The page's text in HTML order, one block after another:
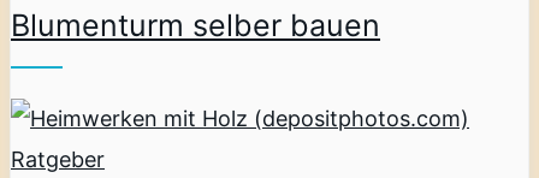
Blumenturm selber bauen
Ratgeber